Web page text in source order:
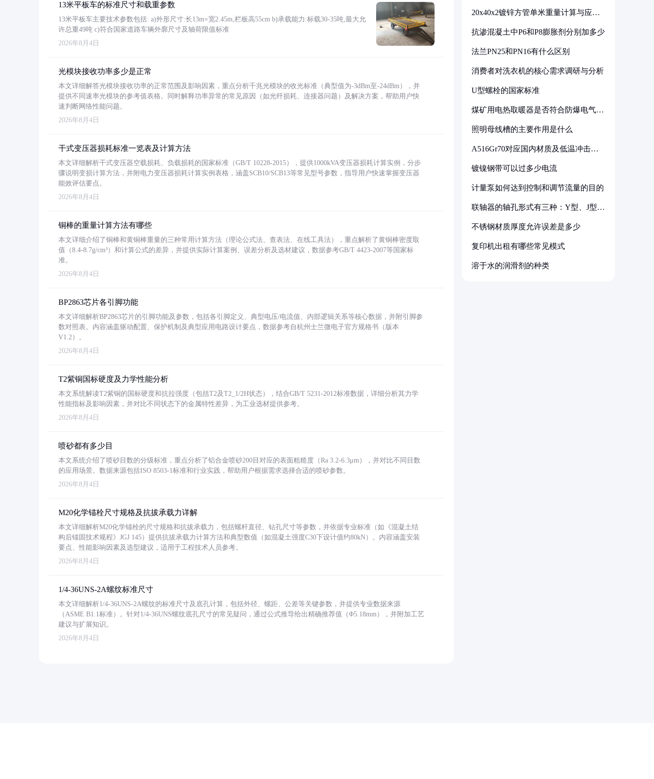
13米平板车的标准尺寸和载重参数
13米平板车主要技术参数包括: a)外形尺寸:长13m×宽2.45m,栏板高55cm b)承载能力:标载30-35吨,最大允
许总重49吨 c)符合国家道路车辆外廓尺寸及轴荷限值标准
2026年8月4日
光模块接收功率多少是正常
本文详细解答光模块接收功率的正常范围及影响因素，重点分析千兆光模块的收光标准（典型值为-3dBm至-24dBm），并
提供不同速率光模块的参考值表格。同时解释功率异常的常见原因（如光纤损耗、连接器问题）及解决方案，帮助用户快
速判断网络性能问题。
2026年8月4日
干式变压器损耗标准一览表及计算方法
本文详细解析干式变压器空载损耗、负载损耗的国家标准（GB/T 10228-2015），提供1000kVA变压器损耗计算实例，分步
骤说明变损计算方法，并附电力变压器损耗计算实例表格，涵盖SCB10/SCB13等常见型号参数，指导用户快速掌握变压器
能效评估要点。
2026年8月4日
铜棒的重量计算方法有哪些
本文详细介绍了铜棒和黄铜棒重量的三种常用计算方法（理论公式法、查表法、在线工具法），重点解析了黄铜棒密度取
值（8.4-8.7g/cm³）和计算公式的差异，并提供实际计算案例、误差分析及选材建议，数据参考GB/T 4423-2007等国家标
准。
2026年8月4日
BP2863芯片各引脚功能
本文详细解析BP2863芯片的引脚功能及参数，包括各引脚定义、典型电压/电流值、内部逻辑关系等核心数据，并附引脚参
数对照表。内容涵盖驱动配置、保护机制及典型应用电路设计要点，数据参考自杭州士兰微电子官方规格书（版本
V1.2）。
2026年8月4日
T2紫铜国标硬度及力学性能分析
本文系统解读T2紫铜的国标硬度和抗拉强度（包括T2及T2_1/2H状态），结合GB/T 5231-2012标准数据，详细分析其力学
性能指标及影响因素，并对比不同状态下的金属特性差异，为工业选材提供参考。
2026年8月4日
喷砂都有多少目
本文系统介绍了喷砂目数的分级标准，重点分析了铝合金喷砂200目对应的表面粗糙度（Ra 3.2-6.3μm），并对比不同目数
的应用场景。数据来源包括ISO 8503-1标准和行业实践，帮助用户根据需求选择合适的喷砂参数。
2026年8月4日
M20化学锚栓尺寸规格及抗拔承载力详解
本文详细解析M20化学锚栓的尺寸规格和抗拔承载力，包括螺杆直径、钻孔尺寸等参数，并依据专业标准（如《混凝土结
构后锚固技术规程》JGJ 145）提供抗拔承载力计算方法和典型数值（如混凝土强度C30下设计值约80kN）。内容涵盖安装
要点、性能影响因素及选型建议，适用于工程技术人员参考。
2026年8月4日
1/4-36UNS-2A螺纹标准尺寸
本文详细解析1/4-36UNS-2A螺纹的标准尺寸及底孔计算，包括外径、螺距、公差等关键参数，并提供专业数据来源
（ASME B1.1标准）。针对1/4-36UNS螺纹底孔尺寸的常见疑问，通过公式推导给出精确推荐值（Φ5.18mm），并附加工艺
建议与扩展知识。
2026年8月4日
20x40x2镀锌方管单米重量计算与应用
抗渗混凝土中P6和P8膨胀剂分别加多少
法兰PN25和PN16有什么区别
消费者对洗衣机的核心需求调研与分析
U型螺栓的国家标准
煤矿用电热取暖器是否符合防爆电气设
照明母线槽的主要作用是什么
A516Gr70对应国内材质及低温冲击要
镀镍钢带可以过多少电流
计量泵如何达到控制和调节流量的目的
联轴器的轴孔形式有三种：Y型、J型、
不锈钢材质厚度允许误差是多少
复印机出租有哪些常见模式
溶于水的润滑剂的种类